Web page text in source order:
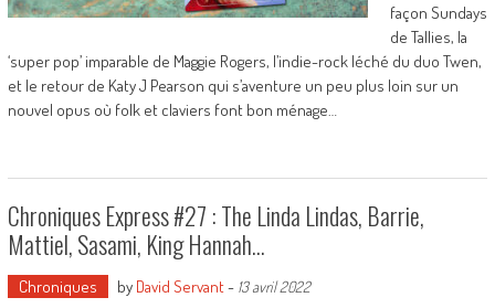
façon Sundays
de Tallies, la
‘super pop’ imparable de Maggie Rogers, l’indie-rock léché du duo Twen,
et le retour de Katy J Pearson qui s’aventure un peu plus loin sur un
nouvel opus où folk et claviers font bon ménage…
Chroniques Express #27 : The Linda Lindas, Barrie,
Mattiel, Sasami, King Hannah…
Chroniques by David Servant- 13 avril 2022